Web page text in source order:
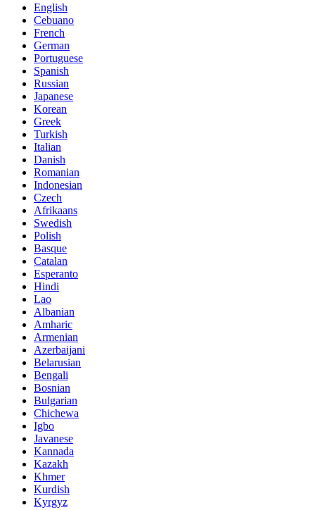
English
Cebuano
French
German
Portuguese
Spanish
Russian
Japanese
Korean
Greek
Turkish
Italian
Danish
Romanian
Indonesian
Czech
Afrikaans
Swedish
Polish
Basque
Catalan
Esperanto
Hindi
Lao
Albanian
Amharic
Armenian
Azerbaijani
Belarusian
Bengali
Bosnian
Bulgarian
Chichewa
Igbo
Javanese
Kannada
Kazakh
Khmer
Kurdish
Kyrgyz